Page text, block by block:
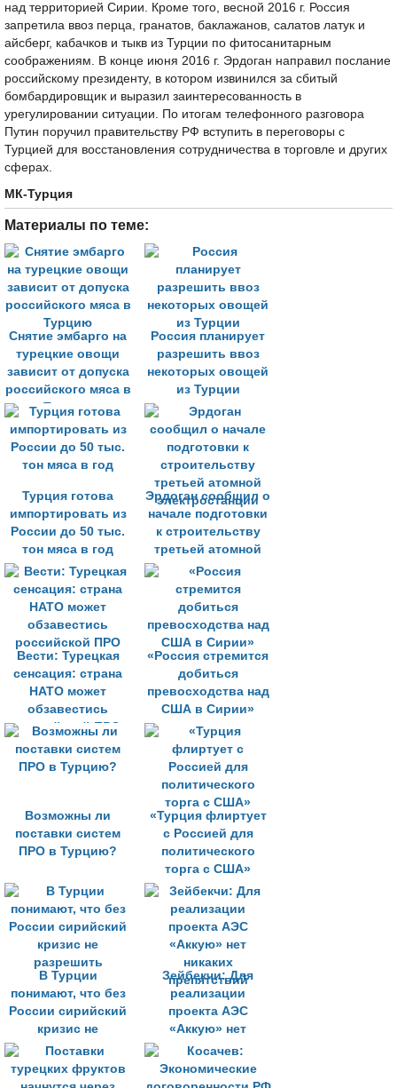
над территорией Сирии. Кроме того, весной 2016 г. Россия
запретила ввоз перца, гранатов, баклажанов, салатов латук и
айсберг, кабачков и тыкв из Турции по фитосанитарным
соображениям. В конце июня 2016 г. Эрдоган направил послание
российскому президенту, в котором извинился за сбитый
бомбардировщик и выразил заинтересованность в
урегулировании ситуации. По итогам телефонного разговора
Путин поручил правительству РФ вступить в переговоры с
Турцией для восстановления сотрудничества в торговле и других
сферах.
МК-Турция
Материалы по теме:
Снятие эмбарго на
турецкие овощи
зависит от допуска
российского мяса в
Турцию
Россия планирует
разрешить ввоз
некоторых овощей
из Турции
Турция готова
импортировать из
России до 50 тыс.
тон мяса в год
Эрдоган сообщил о
начале подготовки
к строительству
третьей атомной
электростанции
Вести: Турецкая
сенсация: страна
НАТО может
обзавестись
российской ПРО
«Россия cтремится
добиться
превосходства над
США в Сирии»
Возможны ли
поставки систем
ПРО в Турцию?
«Турция флиртует
с Россией для
политического
торга с США»
В Турции
понимают, что без
России сирийский
кризис не
разрешить
Зейбекчи: Для
реализации
проекта АЭС
«Аккую» нет
никаких
препятствий